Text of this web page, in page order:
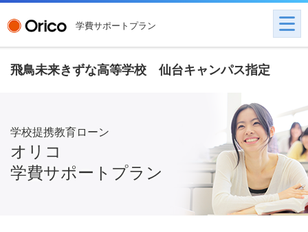
学費サポートプラン
飛鳥未来きずな高等学校 仙台キャンパス指定
学校提携教育ローン
オリコ
学費サポートプラン